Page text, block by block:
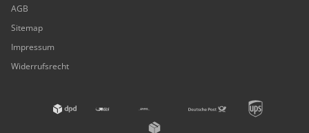
AGB
Sitemap
Impressum
Widerrufsrecht